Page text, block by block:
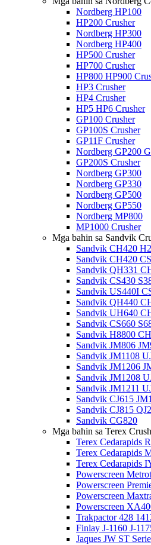
Nordberg HP100
HP200 Crusher
Nordberg HP300
Nordberg HP400
HP500 Crusher
HP700 Crusher
HP800 HP900
HP3 Crusher
HP4 Crusher
HP5 HP6 Crusher
GP100 Crusher
GP100S Crusher
GP11F Crusher
Nordberg GP200
GP200S Crusher
Nordberg GP300
Nordberg GP330
Nordberg GP500
Nordberg GP550
Nordberg MP800
MP1000 Crusher
Mga bahin sa Sandvik
Sandvik CH420
Sandvik CH420
Sandvik QH331
Sandvik CS430
Sandvik US440I
Sandvik QH440
Sandvik UH640
Sandvik CS660
Sandvik H8800
Sandvik JM806
Sandvik JM1108
Sandvik JM1206
Sandvik JM1208
Sandvik JM1211
Sandvik CJ615
Sandvik CJ815
Sandvik CG820
Mga bahin sa Terex
Terex Cedarapids
Terex Cedarapids
Terex Cedarapids
Powerscreen
Powerscreen
Powerscreen
Powerscreen
Trakpactor 428
Finlay J-1160 J-
Jaques JW ST